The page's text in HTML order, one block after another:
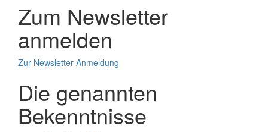
Zum Newsletter
anmelden
Zur Newsletter Anmeldung
Die genannten
Bekenntnisse